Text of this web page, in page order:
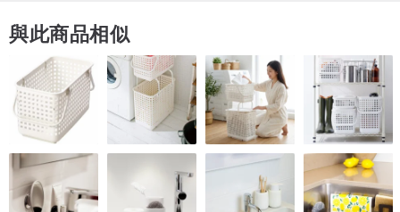
與此商品相似